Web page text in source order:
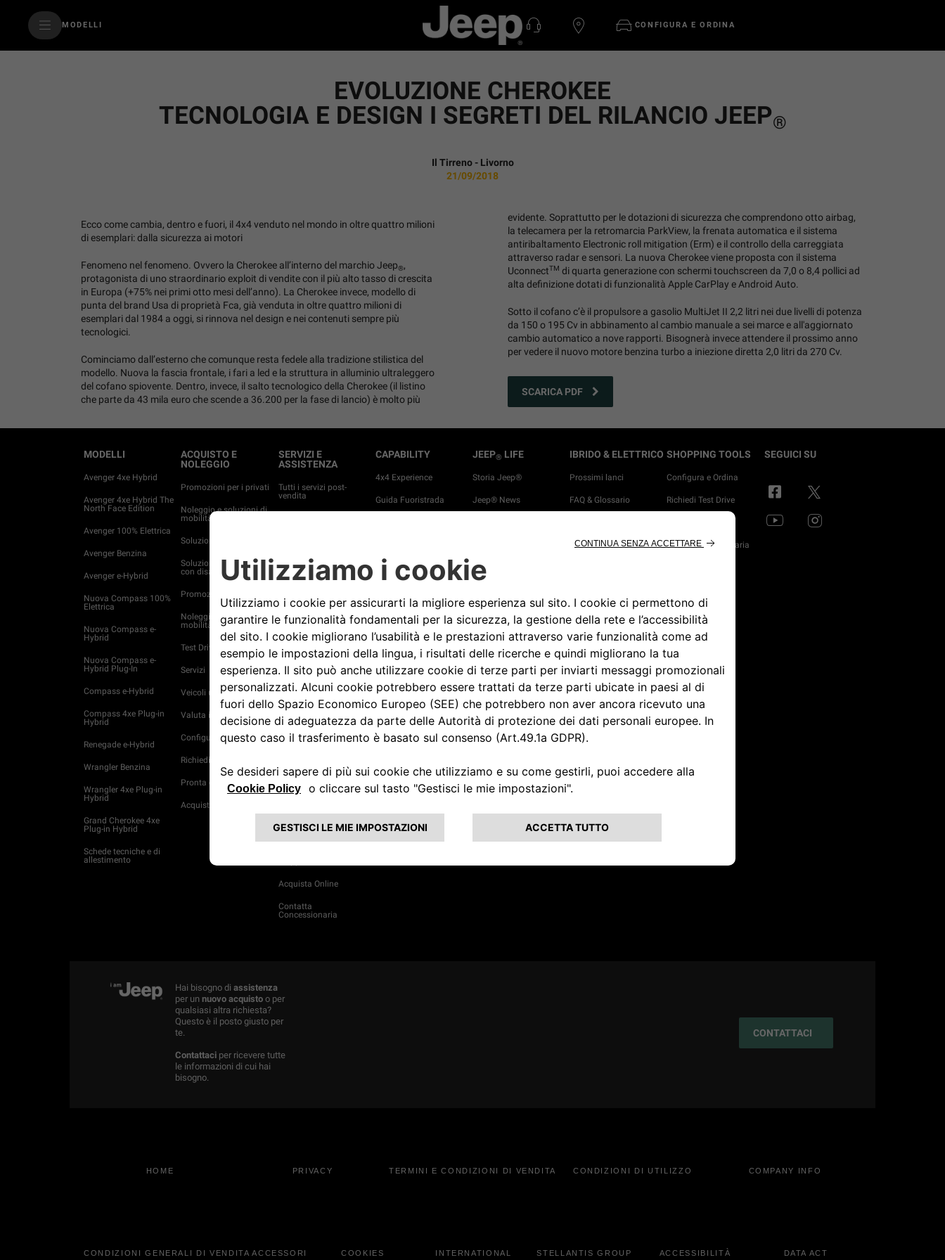
MODELLI CONFIGURA E ORDINA
EVOLUZIONE CHEROKEE
TECNOLOGIA E DESIGN I SEGRETI DEL RILANCIO JEEP®
Il Tirreno - Livorno
21/09/2018
Ecco come cambia, dentro e fuori, il 4x4 venduto nel mondo in oltre quattro milioni
di esemplari: dalla sicurezza ai motori
Fenomeno nel fenomeno. Ovvero la Cherokee all’interno del marchio Jeep®,
protagonista di uno straordinario exploit di vendite con il più alto tasso di crescita
in Europa (+75% nei primi otto mesi dell’anno). La Cherokee invece, modello di
punta del brand Usa di proprietà Fca, già venduta in oltre quattro milioni di
esemplari dal 1984 a oggi, si rinnova nel design e nei contenuti sempre più
tecnologici.
Cominciamo dall’esterno che comunque resta fedele alla tradizione stilistica del
modello. Nuova la fascia frontale, i fari a led e la struttura in alluminio ultraleggero
del cofano spiovente. Dentro, invece, il salto tecnologico della Cherokee (il listino
che parte da 43 mila euro che scende a 36.200 per la fase di lancio) è molto più
evidente. Soprattutto per le dotazioni di sicurezza che comprendono otto airbag,
la telecamera per la retromarcia ParkView, la frenata automatica e il sistema
antiribaltamento Electronic roll mitigation (Erm) e il controllo della carreggiata
attraverso radar e sensori. La nuova Cherokee viene proposta con il sistema
UconnectTM di quarta generazione con schermi touchscreen da 7,0 o 8,4 pollici ad
alta definizione dotati di funzionalità Apple CarPlay e Android Auto.
Sotto il cofano c’è il propulsore a gasolio MultiJet II 2,2 litri nei due livelli di potenza
da 150 o 195 Cv in abbinamento al cambio manuale a sei marce e all'aggiornato
cambio automatico a nove rapporti. Bisognerà invece attendere il prossimo anno
per vedere il nuovo motore benzina turbo a iniezione diretta 2,0 litri da 270 Cv.
SCARICA PDF
MODELLI
Avenger 4xe Hybrid
Avenger 4xe Hybrid The
North Face Edition
Avenger 100% Elettrica
Avenger Benzina
Avenger e-Hybrid
Nuova Compass 100%
Elettrica
Nuova Compass e-
Hybrid
Nuova Compass e-
Hybrid Plug-In
Compass e-Hybrid
Compass 4xe Plug-in
Hybrid
Renegade e-Hybrid
Wrangler Benzina
Wrangler 4xe Plug-in
Hybrid
Grand Cherokee 4xe
Plug-in Hybrid
Schede tecniche e di
allestimento
ACQUISTO E
NOLEGGIO
Promozioni per i privati
Noleggio e soluzioni di
mobilità per privati
Soluzioni Finanziarie
Soluzioni per persone
con disabilità
Promozioni Business
Noleggio e soluzioni di
mobilità per aziende
Test Drive
Servizi
Veicoli usati Spoticar
Valuta il tuo usato
Configura e ordina
Richiedi Informazioni
Pronta consegna
Acquista online
SERVIZI E
ASSISTENZA
Tutti i servizi post-
vendita
Ritiro veicoli a fine vita
Ricambi
Tagliando
Piani di manutenzione
ed estensione e
Assistenza Stradale
Trova officina
Entra in Jeep Wave®
Clienti business
Acquista Online
Contatta
Concessionaria
CAPABILITY
4x4 Experience
Guida Fuoristrada
JEEP® LIFE
Storia Jeep®
Jeep® News
Merchandising
Camp Jeep®
Jeep® Press
IBRIDO & ELETTRICO
Prossimi lanci
FAQ & Glossario
Gamma e-Hybrid
Video Tutorial
4xe Plug-in Hybrid:
soluzioni di ricarica e
manutenzione
SUV ibridi - guida
all'acquisto
SHOPPING TOOLS
Configura e Ordina
Richiedi Test Drive
Trova Concessionaria
SEGUICI SU
Hai bisogno diassistenza
per unnuovo acquisto o per
qualsiasi altra richiesta?
Questo è il posto giusto per
te.
Contattaci per ricevere tutte
le informazioni di cui hai
bisogno.
CONTATTACI
HOME PRIVACY TERMINI E CONDIZIONI DI VENDITA CONDIZIONI DI UTILIZZO COMPANY INFO
CONDIZIONI GENERALI DI VENDITA ACCESSORI COOKIES INTERNATIONAL STELLANTIS GROUP ACCESSIBILITÀ DATA ACT